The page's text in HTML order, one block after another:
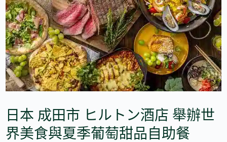
日本 成田市 ヒルトン酒店 舉辦世
界美食與夏季葡萄甜品自助餐